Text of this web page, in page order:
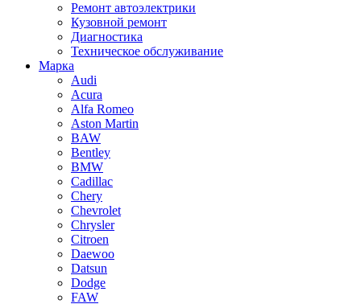
Ремонт автоэлектрики
Кузовной ремонт
Диагностика
Техническое обслуживание
Марка
Audi
Acura
Alfa Romeo
Aston Martin
BAW
Bentley
BMW
Cadillac
Chery
Chevrolet
Chrysler
Citroen
Daewoo
Datsun
Dodge
FAW